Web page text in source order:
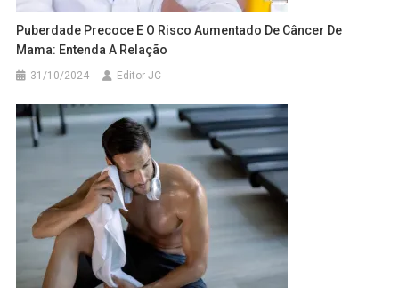
Puberdade Precoce E O Risco Aumentado De Câncer De
Mama: Entenda A Relação
31/10/2024 Editor JC